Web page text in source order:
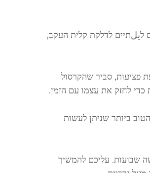
לيلתיים לדלקת קלית העקב,
פציעות, סביר שהקרסול
לחזק את עצמו עם הזמן.
ביותר שניתן לעשות
לחומרת הפגיעה, בדרך כלל תלבשו סד בין 10 ימים לשישה שבועות. עליכם להמשיך